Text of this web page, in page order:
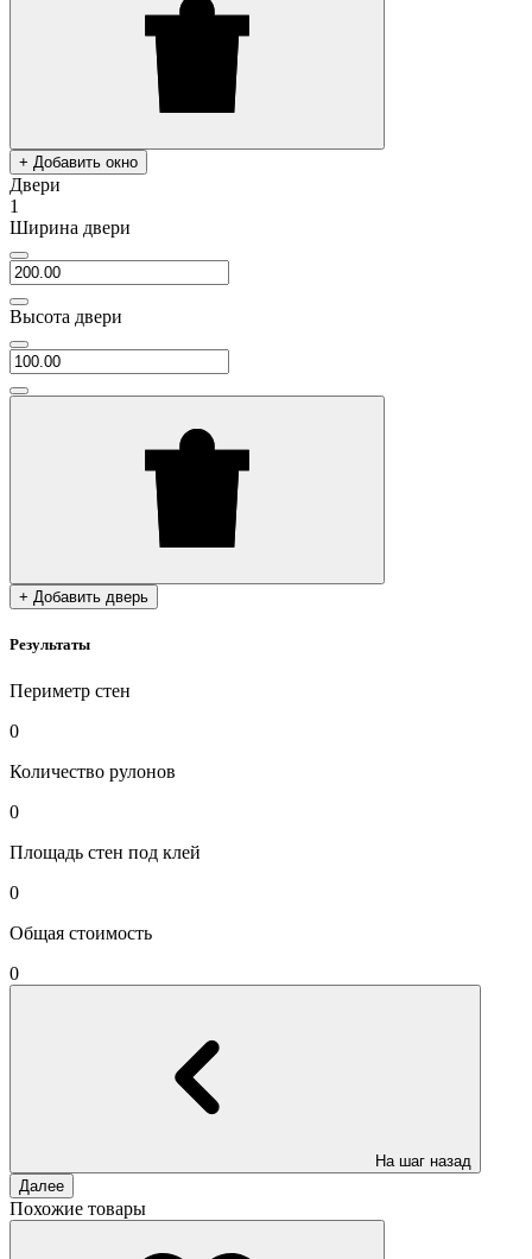
+ Добавить окно
Двери
1
Ширина двери
Высота двери
+ Добавить дверь
Результаты
Периметр стен
0
Количество рулонов
0
Площадь стен под клей
0
Общая стоимость
0
На шаг назад
Далее
Похожие товары